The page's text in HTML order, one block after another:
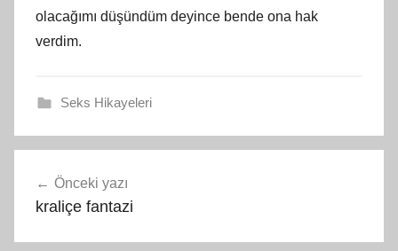
olacağımı düşündüm deyince bende ona hak
verdim.
Seks Hikayeleri
gezinmesi
Önceki yazı
kraliçe fantazi